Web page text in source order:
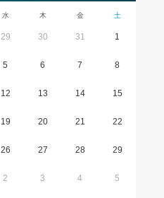
水 木 金 土
29 30 31 1
5 6 7 8
12 13 14 15
19 20 21 22
26 27 28 29
2 3 4 5